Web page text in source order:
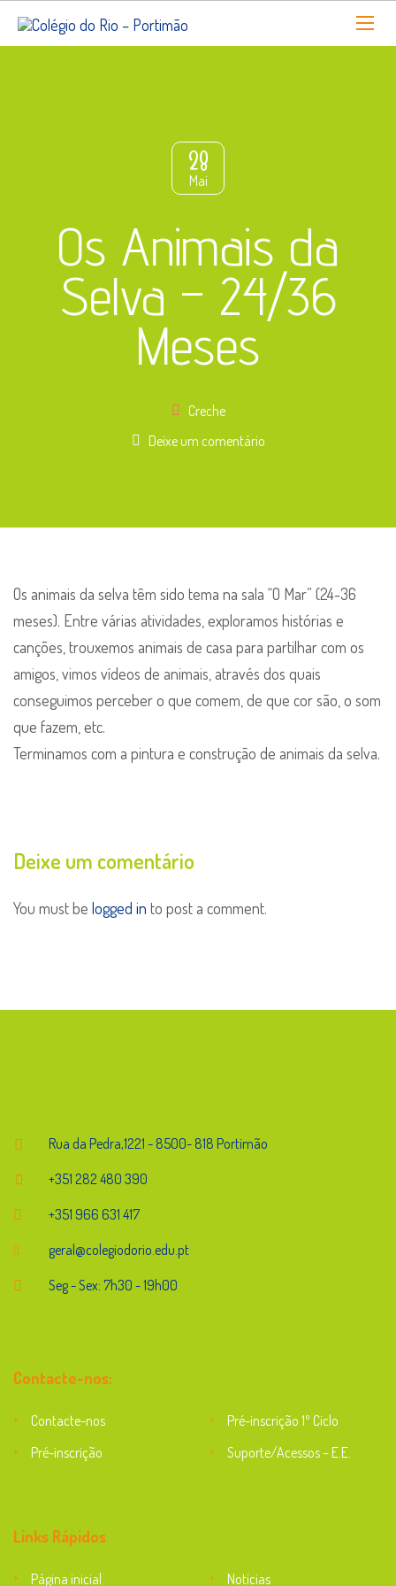
28
Mai
Os Animais da
Selva – 24/36
Meses
Creche
Deixe um comentário
Os animais da selva têm sido tema na sala “O Mar” (24-36
meses). Entre várias atividades, exploramos histórias e
canções, trouxemos animais de casa para partilhar com os
amigos, vimos vídeos de animais, através dos quais
conseguimos perceber o que comem, de que cor são, o som
que fazem, etc.
Terminamos com a pintura e construção de animais da selva.
Deixe um comentário
You must be logged in to post a comment.
Rua da Pedra,1221 - 8500- 818 Portimão
+351 282 480 390
+351 966 631 417
geral@colegiodorio.edu.pt
Seg - Sex: 7h30 - 19h00
Contacte-nos:
Contacte-nos
Pré-inscrição 1º Ciclo
Pré-inscrição
Suporte/Acessos – E.E.
Links Rápidos
Página inicial Notícias